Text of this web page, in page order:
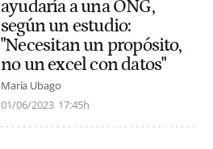
ayudaría a una ONG,
según un estudio:
"Necesitan un propósito,
no un excel con datos"
María Ubago
01/06/2023 17:45h